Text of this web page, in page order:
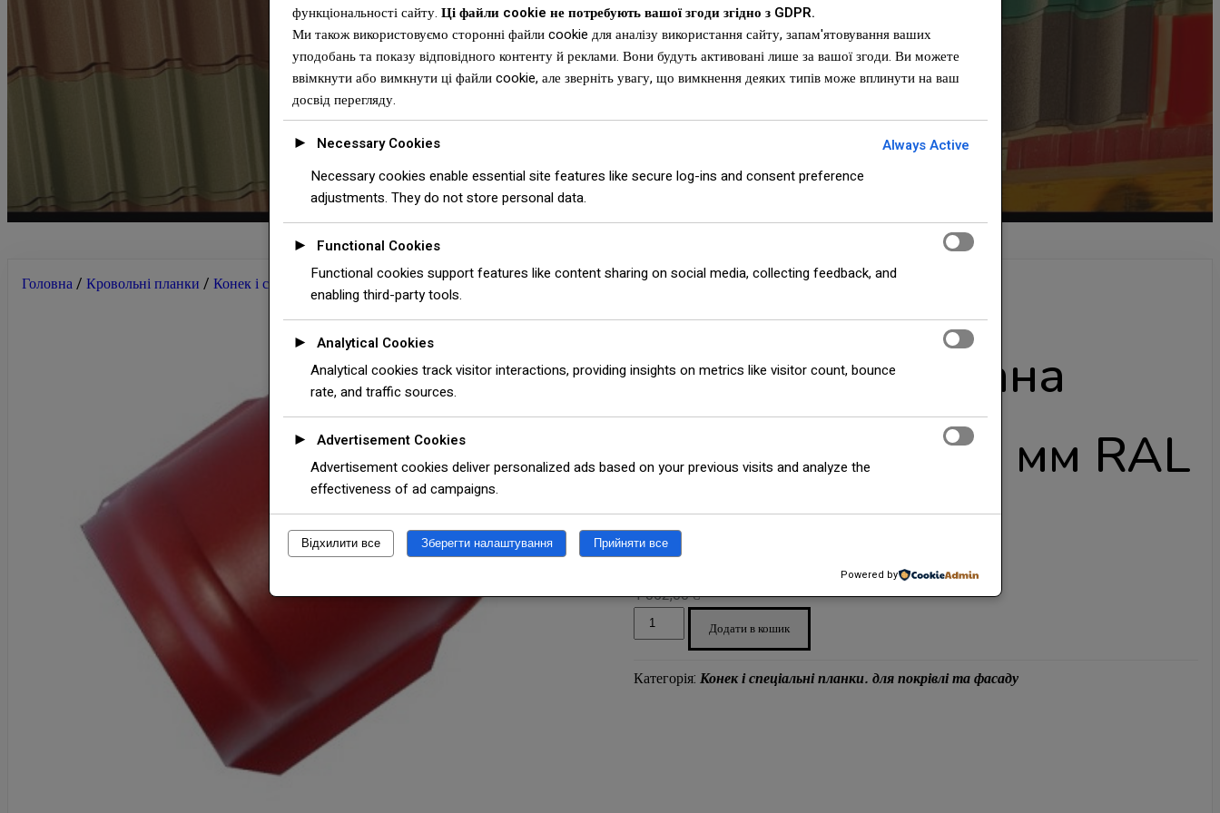
Home»Заглушка ковзана напівкругла 0,5 мм RAL 3005
Головна/ Кровольні планки / Конек і спеціальні планки. для покрівлі та фасаду/ Заглушка ковзана напівкругла 0,5 мм RAL 3005
Заглушка ковзана
напівкругла 0,5 мм RAL
3005
1 052,00₴
Заглушка
ковзана
0,5
Додати в кошик
Категорія: Конек і спеціальні планки. для покрівлі та фасаду
функціональності сайту. Ці файли cookie не потребують вашої згоди згідно з GDPR.
Ми також використовуємо сторонні файли cookie для аналізу використання сайту, запам'ятовування ваших
уподобань та показу відповідного контенту й реклами. Вони будуть активовані лише за вашої згоди. Ви можете
ввімкнути або вимкнути ці файли cookie, але зверніть увагу, що вимкнення деяких типів може вплинути на ваш
досвід перегляду.
► Necessary Cookies
Always Active
Necessary cookies enable essential site features like secure log-ins and consent preference
adjustments. They do not store personal data.
►
Functional Cookies
Functional cookies support features like content sharing on social media, collecting feedback, and
enabling third-party tools.
►
Analytical Cookies
Analytical cookies track visitor interactions, providing insights on metrics like visitor count, bounce
rate, and traffic sources.
►
Advertisement Cookies
Advertisement cookies deliver personalized ads based on your previous visits and analyze the
effectiveness of ad campaigns.
Відхилити все Зберегти налаштування Прийняти все
Powered by